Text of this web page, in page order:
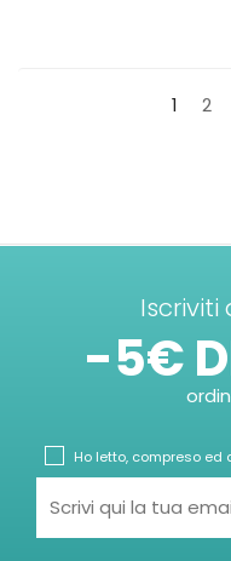
1 2
Iscriviti
-5€
Ho letto, compreso ed